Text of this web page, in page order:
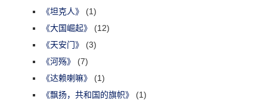
《坦克人》
(1)
《大国崛起》
(12)
《天安门》
(3)
《河殇》
(7)
《达赖喇嘛》
(1)
《飘扬，共和国的旗帜》
(1)